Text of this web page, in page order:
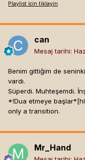
Playlist icin tiklayin
can
Mesaj tarihi:
Benim gittiğim de
vardı.
Süperdi. Muhteşemdi.
*!Dua etmeye
only a transition.
Mr_Hand